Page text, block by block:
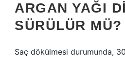
ARGAN YAĞI
SÜRÜLÜR MÜ?
Saç dökülmesi durumunda,